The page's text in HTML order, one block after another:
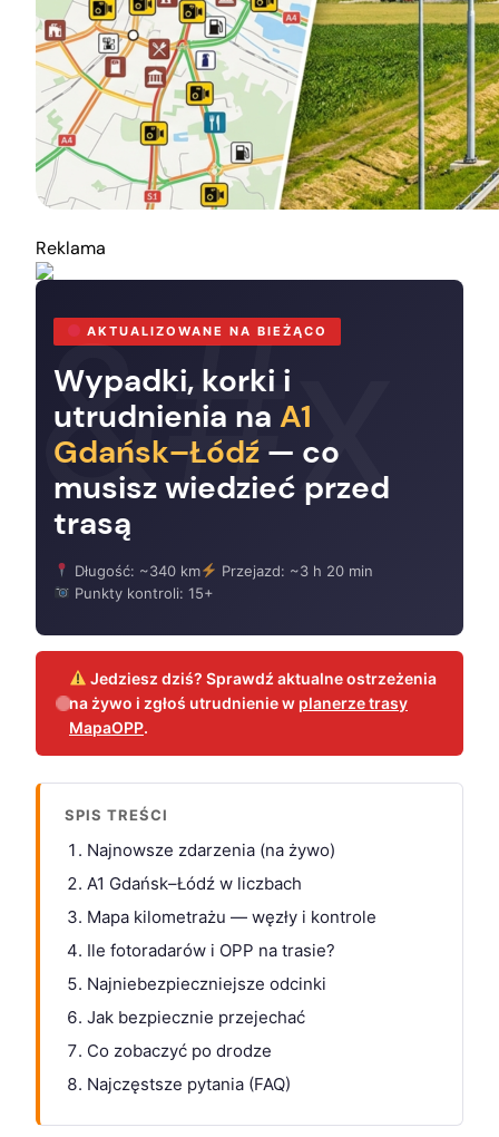
Reklama
AKTUALIZOWANE NA BIEŻĄCO
Wypadki, korki i
utrudnienia na A1
Gdańsk–Łódź — co
musisz wiedzieć przed
trasą
Długość: ~340 km
Przejazd: ~3 h 20 min
Punkty kontroli: 15+
Jedziesz dziś? Sprawdź aktualne ostrzeżenia
na żywo i zgłoś utrudnienie w planerze trasy
MapaOPP.
SPIS TREŚCI
Najnowsze zdarzenia (na żywo)
A1 Gdańsk–Łódź w liczbach
Mapa kilometrażu — węzły i kontrole
Ile fotoradarów i OPP na trasie?
Najniebezpieczniejsze odcinki
Jak bezpiecznie przejechać
Co zobaczyć po drodze
Najczęstsze pytania (FAQ)